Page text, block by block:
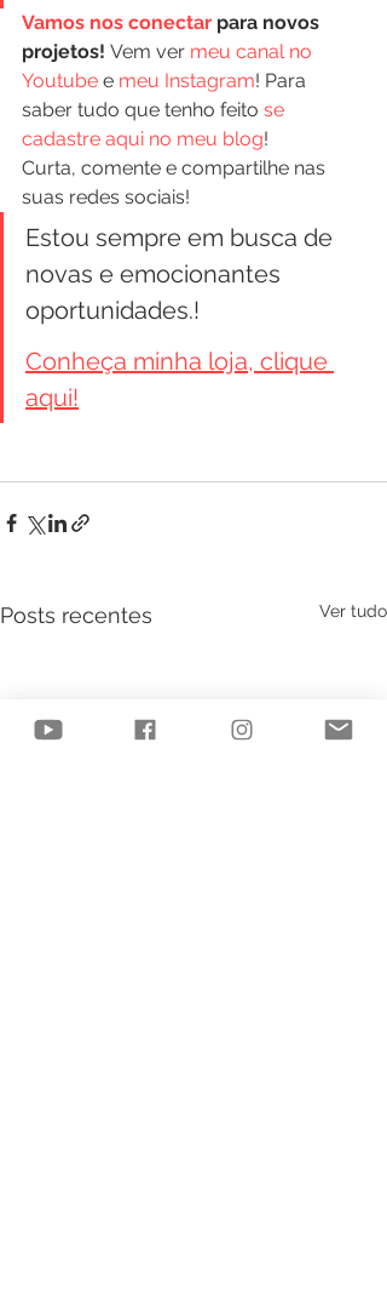
Vamos nos conectar para novos
projetos! Vem ver meu canal no
Youtube e meu Instagram! Para
saber tudo que tenho feito se
cadastre aqui no meu blog!
Curta, comente e compartilhe nas
suas redes sociais!
Estou sempre em busca de
novas e emocionantes
oportunidades.!
Conheça minha loja, clique
aqui!
Posts recentes Ver tudo